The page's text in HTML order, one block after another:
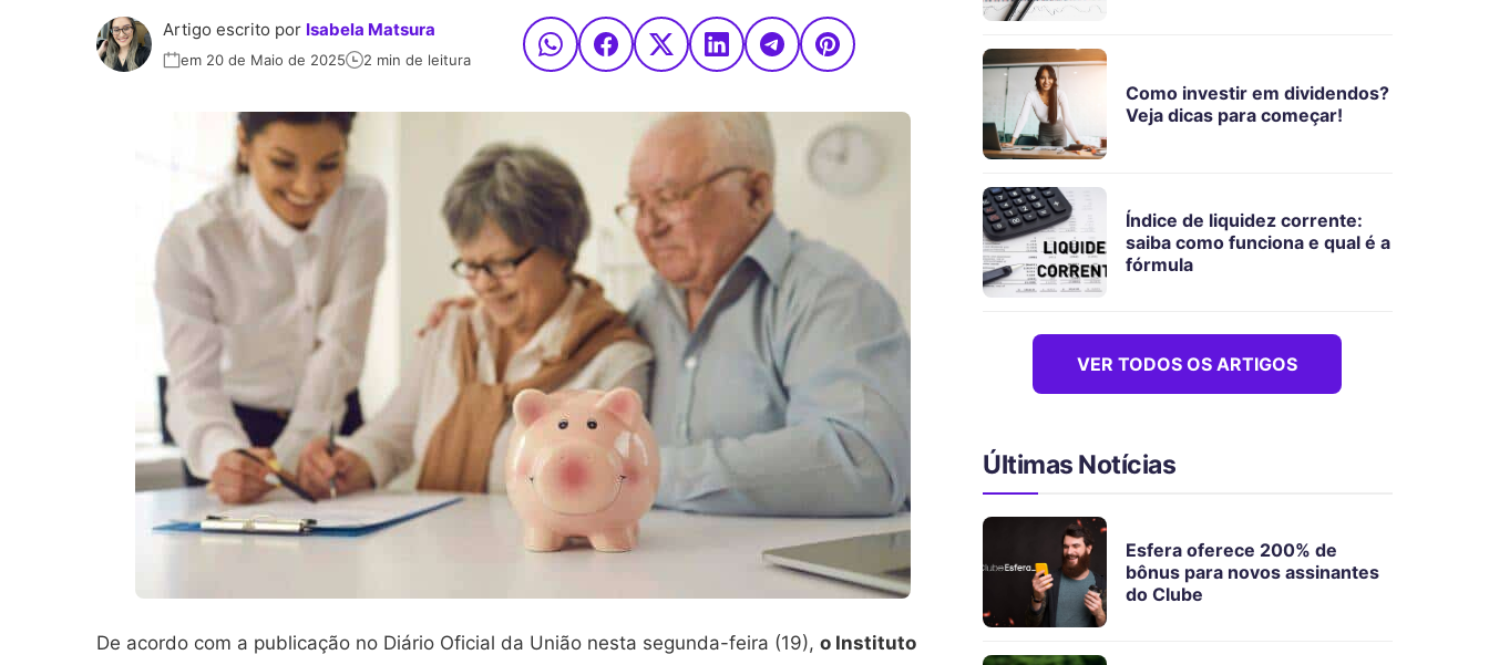
Artigo escrito por Isabela Matsura
em 20 de Maio de 2025 2 min de leitura
De acordo com a publicação no Diário Oficial da União nesta segunda-feira (19), o Instituto
Como investir em dividendos?
Veja dicas para começar!
Índice de liquidez corrente:
saiba como funciona e qual é a
fórmula
VER TODOS OS ARTIGOS
Últimas Notícias
Esfera oferece 200% de
bônus para novos assinantes
do Clube